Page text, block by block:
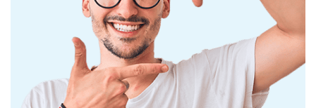
Entdecken Sie das gesamte Sortiment der
Sonnenbrillen
, um weitere Modelle beliebter Marken
Acetat
L
Brillenbreite:
143 mm
Bügellänge:
140 mm